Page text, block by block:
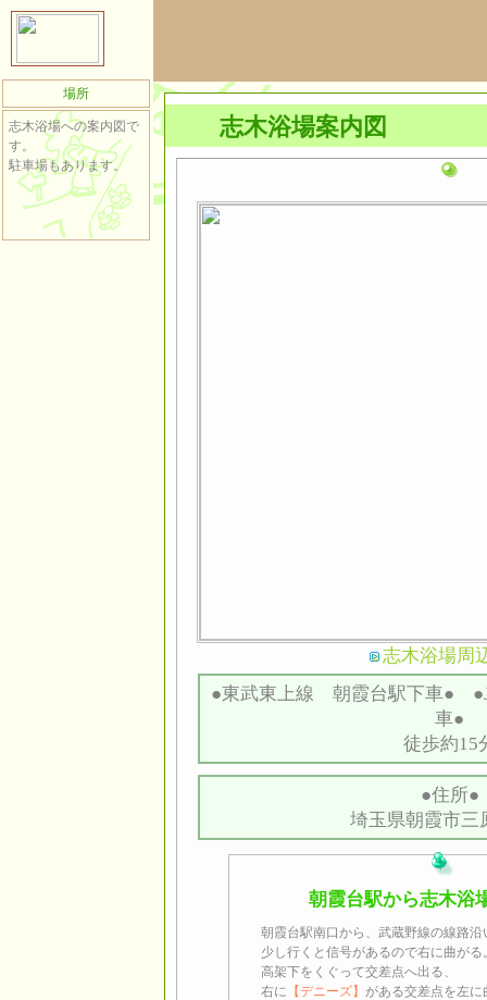
場所
志木浴場への案内図で
す。
駐車場もあります。
志木浴場案内図
志木浴場周
●東武東上線 朝霞台駅下車●
車●
徒歩約15
●住所●
埼玉県朝霞市三
朝霞台駅から志木浴
朝霞台駅南口から、武蔵野線の線路沿
少し行くと信号があるので右に曲がる
高架下をくぐって交差点へ出る、
右に 【デニーズ】 がある交差点を左に